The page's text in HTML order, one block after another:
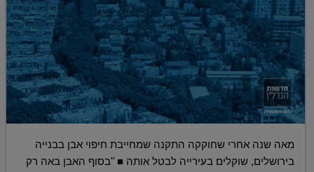
מאה שנה אחרי שחוקקה התקנה שמחייבת חיפוי אבן בבנייה
בירושלים, שוקלים בעירייה לבטל אותה ■ "בסוף האבן באה רק